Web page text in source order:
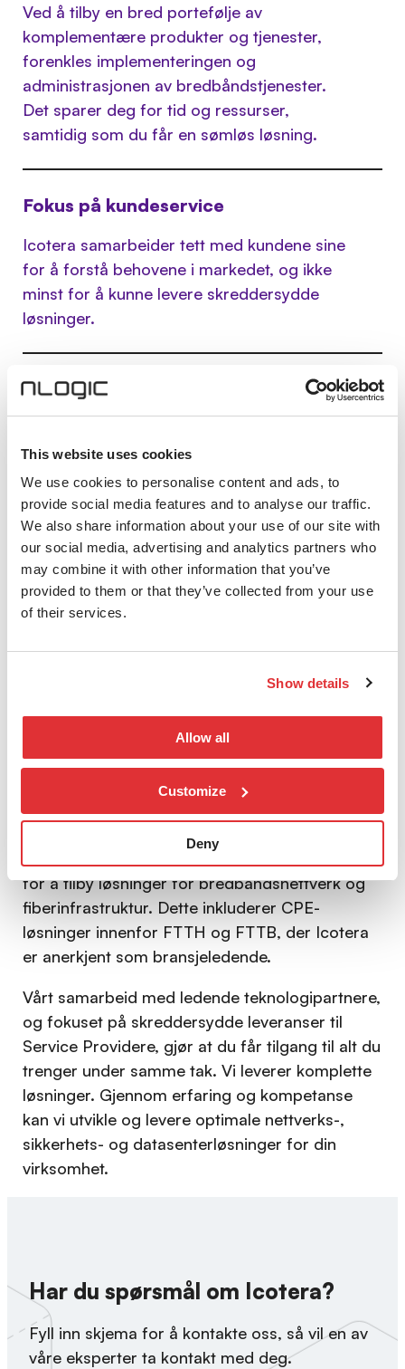
This website uses cookies
We use cookies to personalise content and ads, to
provide social media features and to analyse our traffic.
We also share information about your use of our site with
our social media, advertising and analytics partners who
may combine it with other information that you’ve
provided to them or that they’ve collected from your use
of their services.
Show details
Allow all
Customize
Deny
Ved å tilby en bred portefølje av
komplementære produkter og tjenester,
forenkles implementeringen og
administrasjonen av bredbåndstjenester.
Det sparer deg for tid og ressurser,
samtidig som du får en sømløs løsning.
Fokus på kundeservice
Icotera samarbeider tett med kundene sine
for å forstå behovene i markedet, og ikke
minst for å kunne levere skreddersydde
løsninger.
Kvalitet og pålitelighet
for å sikre at de oppfyller relevante
bransjestandarder. Det bidrar til pålitelige
og stabile løsninger som leverer høy
hastighet med minimal nedetid.
Produktene er også skalerbare, noe som
gjør det enkelt for virksomheter å utvide
nettverket etter behov.
Vårt samarbeid
Over flere år har vi samarbeidet med Icotera
for å tilby løsninger for bredbåndsnettverk og
fiberinfrastruktur. Dette inkluderer CPE-
løsninger innenfor FTTH og FTTB, der Icotera
er anerkjent som bransjeledende.
Vårt samarbeid med ledende teknologipartnere,
og fokuset på skreddersydde leveranser til
Service Providere, gjør at du får tilgang til alt du
trenger under samme tak. Vi leverer komplette
løsninger. Gjennom erfaring og kompetanse
kan vi utvikle og levere optimale nettverks-,
sikkerhets- og datasenterløsninger for din
virksomhet.
Har du spørsmål om Icotera?
Fyll inn skjema for å kontakte oss, så vil en av
våre eksperter ta kontakt med deg.